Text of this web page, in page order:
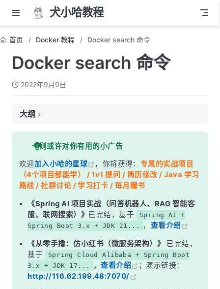
犬小哈教程
首页 Docker 教程 Docker search 命令
Docker search 命令
2022年9月9日
大纲
作用
示例
一则或许对你有用的小广告
欢迎加入小哈的星球 ，你将获得： 专属的实战项目
（4个项目都能学） / 1v1 提问 / 简历修改 / Java 学习
路线 / 社群讨论 / 学习打卡 / 每月赠书
《Spring AI 项目实战（问答机器人、RAG 智能客
服、联网搜索）》 已完结，基于
Spring AI +
Spring Boot 3.x + JDK 21...
， 查看介绍
《从零手撸：仿小红书（微服务架构）》
已完结，
基于
Spring Cloud Alibaba + Spring Boot
3.x + JDK 17...
，查看介绍
；演示链接：
http://116.62.199.48:7070/